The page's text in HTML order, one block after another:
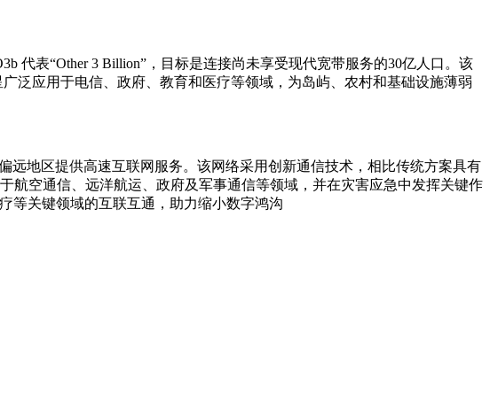
代表“Other 3 Billion”，目标是连接尚未享受现代宽带服务的30亿人口。该
泛应用于电信、政府、教育和医疗等领域，为岛屿、农村和基础设施薄弱
远地区提供高速互联网服务。该网络采用创新通信技术，相比传统方案具有
航空通信、远洋航运、政府及军事通信等领域，并在灾害应急中发挥关键作
等关键领域的互联互通，助力缩小数字鸿沟